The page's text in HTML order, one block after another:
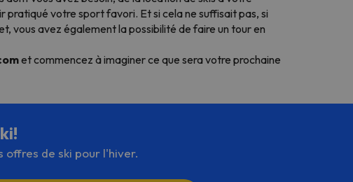
votre sport favori. Et si cela ne suffisait pas, si
vous avez également la possibilité de faire un tour en
et commencez à imaginer ce que sera votre prochaine
offres de ski pour l'hiver.